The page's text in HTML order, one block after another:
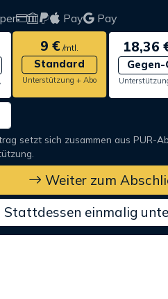
Pay Pay
9 € /mtl.
Standard
Unterstützung + Abo
18,36
Gegen-
setzt sich zusammen aus PUR-
Weiter zum
Stattdessen einmalig